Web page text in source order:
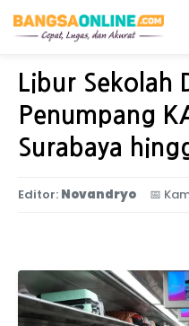
Home Jawa Timur
Libur Sekolah
Penumpang
Surabaya
Editor: Novandryo 📅